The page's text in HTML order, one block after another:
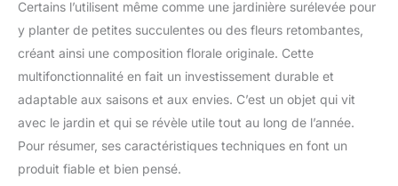
Certains l’utilisent même comme une jardinière surélevée pour
y planter de petites succulentes ou des fleurs retombantes,
créant ainsi une composition florale originale. Cette
multifonctionnalité en fait un investissement durable et
adaptable aux saisons et aux envies. C’est un objet qui vit
avec le jardin et qui se révèle utile tout au long de l’année.
Pour résumer, ses caractéristiques techniques en font un
produit fiable et bien pensé.